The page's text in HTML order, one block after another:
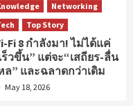
Networking
Top Story
Fi 8 กำลังมา! ไม่ได้แค่
ร็วขึ้น” แต่จะ“เสถียร-ลื่น
ล” และฉลาดกว่าเดิม
May 18, 2026